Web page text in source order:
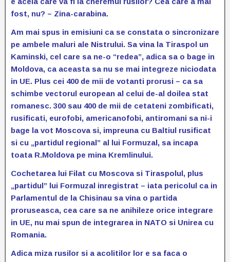
fost, nu? – Zina-carabina.
Am mai spus in emisiuni ca se constata o sincronizare
pe ambele maluri ale Nistrului. Sa vina la Tiraspol un
Kaminski, cel care sa ne-o “redea”, adica sa o bage in
Moldova, ca aceasta sa nu se mai integreze niciodata
in UE. Plus cei 400 de mii de votanti prorusi – ca sa
schimbe vectorul european al celui de-al doilea stat
romanesc. 300 sau 400 de mii de cetateni zombificati,
rusificati, eurofobi, americanofobi, antiromani sa ni-i
bage la vot Moscova si, impreuna cu Baltiul rusificat
si cu „partidul regional” al lui Formuzal, sa incapa
toata R.Moldova pe mina Kremlinului.
Cochetarea lui Filat cu Moscova si Tiraspolul, plus
„partidul” lui Formuzal inregistrat – iata pericolul ca in
Parlamentul de la Chisinau sa vina o partida
proruseasca, cea care sa ne anihileze orice integrare
in UE, nu mai spun de integrarea in NATO si Unirea cu
Romania.
Adica miza rusilor si a acolitilor lor e sa faca o